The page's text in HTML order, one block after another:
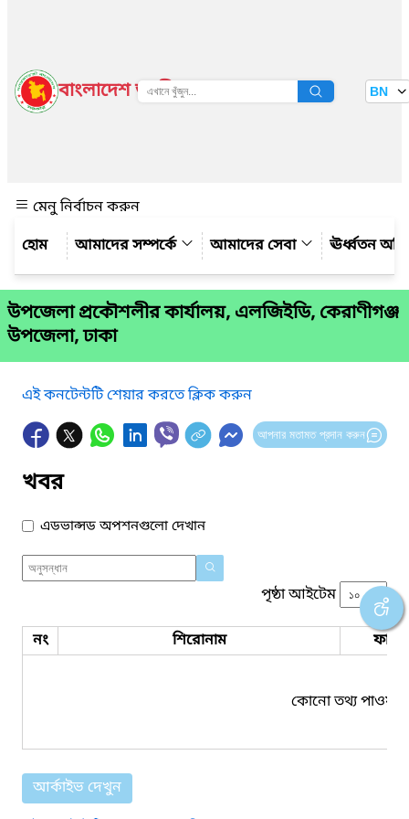
বাংলাদেশ জাতীয় তথ্য বাতায়ন BN
মেনু নির্বাচন করুন
আমাদের সম্পর্কে
আমাদের সেবা ঊর্ধ্বতন
উপজেলা প্রকৌশলীর কার্যালয়, এলজিইডি, কেরাণীগঞ্জ
উপজেলা, ঢাকা
এই কনটেন্টটি শেয়ার করতে ক্লিক করুন
আপনার মতামত প্রদান করুন
খবর
এডভান্সড অপশনগুলো দেখান
পৃষ্ঠা আইটেম
নং শিরোনাম ফাইল
কোনো তথ্য পাওয়া
আর্কাইভ দেখুন